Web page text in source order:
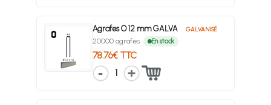
Agrafes O 12 mm GALVA GALVANISÉ
20000 agrafes En stock
78.76€ TTC
1